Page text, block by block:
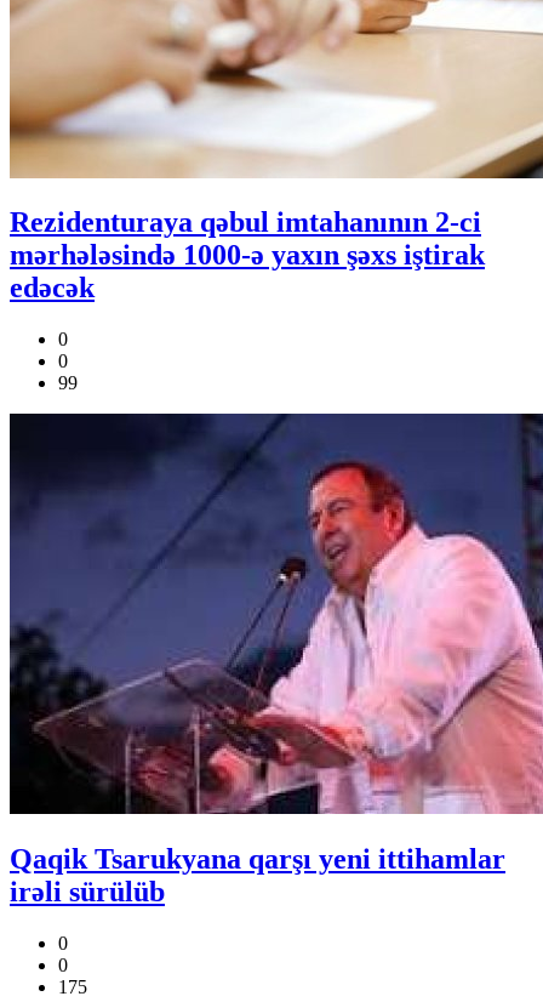
Rezidenturaya qəbul imtahanının 2-ci
mərhələsində 1000-ə yaxın şəxs iştirak
edəcək
0
0
99
Qaqik Tsarukyana qarşı yeni ittihamlar
irəli sürülüb
0
0
175